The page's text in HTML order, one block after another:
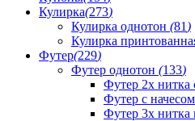
Кулирка(273)
Кулирка однотон (81 )
Кулирка
Футер(229)
Футер однотон (133)
Футер 2х нитка
Футер с
Футер 3х нитка